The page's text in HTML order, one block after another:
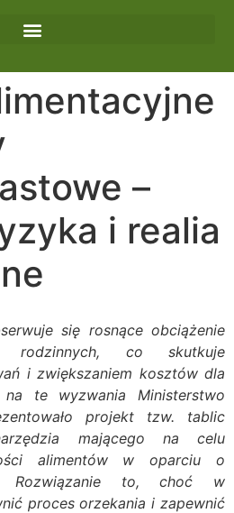
–
i realia
się rosnące obciążenie
rodzinnych, co skutkuje
i zwiększaniem kosztów dla
te wyzwania Ministerstwo
projekt tzw. tablic
mającego na celu
alimentów w oparciu o
Rozwiązanie to, choć w
proces orzekania i zapewnić